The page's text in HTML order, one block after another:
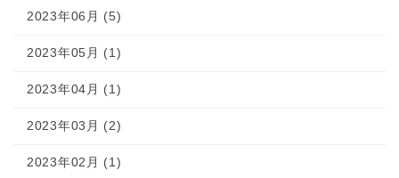
2023年06月 (5)
2023年05月 (1)
2023年04月 (1)
2023年03月 (2)
2023年02月 (1)